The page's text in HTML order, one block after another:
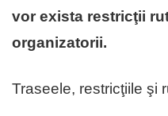
vor exista restricţii
organizatorii.
Traseele, restricţiile şi